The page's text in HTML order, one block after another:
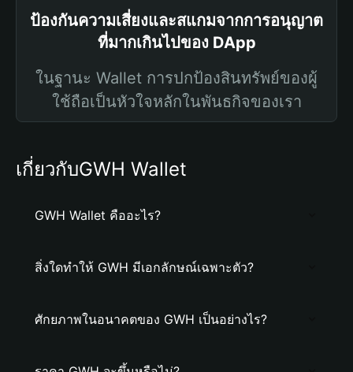
ป้องกันความเสี่ยงและสแกมจากการอนุญาต
ที่มากเกินไปของ DApp
ในฐานะ Wallet การปกป้องสินทรัพย์ของผู้
ใช้ถือเป็นหัวใจหลักในพันธกิจของเรา
เกี่ยวกับGWH Wallet
GWH Wallet คืออะไร?
สิ่งใดทำให้ GWH มีเอกลักษณ์เฉพาะตัว?
ศักยภาพในอนาคตของ GWH เป็นอย่างไร?